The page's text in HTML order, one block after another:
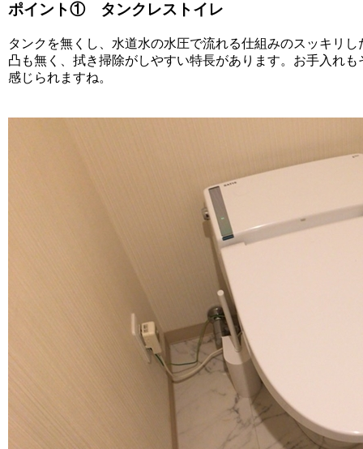
ポイント① タンクレストイレ
タンクを無くし、水道水の水圧で流れる仕組みのスッキリ
凸も無く、拭き掃除がしやすい特長があります。お手入れ
感じられますね。